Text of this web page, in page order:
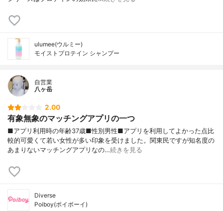
ulumee(ウルミー)
モイストプロテイン シャンプー
自営業
八ヶ岳
2.00
有象無象のマッチングアプリの一つ
■アプリ利用時の年齢37歳■性別男性■アプリを利用してよかった点比
較的可愛くて若い女性が多い印象を受けました。関東民ですが知名度の
あまりないマッチングアプリなの…続きを見る
Diverse
Poiboy(ポイボーイ)